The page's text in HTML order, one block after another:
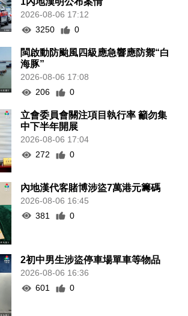
2026-08-06 17:12
3250
0
閩啟動防颱風四級應急響應防禦“白
海豚”
2026-08-06 17:08
206
0
立會委員會關注項目執行率 籲勿集
中下半年開展
2026-08-06 17:04
272
0
內地漢代客賭博涉盜7萬港元籌碼
2026-08-06 16:45
381
0
2初中男生涉盜停車場單車等物品
2026-08-06 16:36
601
0